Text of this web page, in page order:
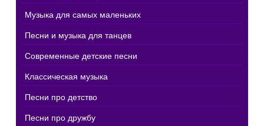
Музыка для самых маленьких
Песни и музыка для танцев
Современные детские песни
Классическая музыка
Песни про детство
Песни про дружбу